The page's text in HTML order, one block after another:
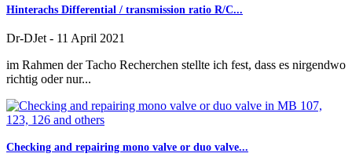
Hinterachs Differential / transmission ratio R/C...
Dr-DJet - 11 April 2021
im Rahmen der Tacho Recherchen stellte ich fest, dass es nirgendwo
richtig oder nur...
Checking and repairing mono valve or duo valve...